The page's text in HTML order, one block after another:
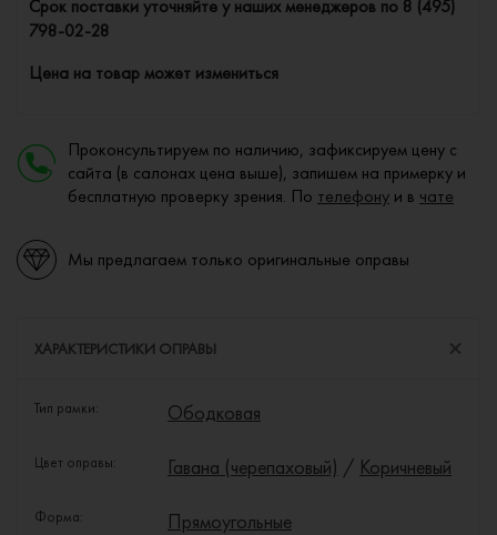
Cрок поставки уточняйте у наших менеджеров по 8 (495)
798-02-28
Цена на товар может измениться
Проконсультируем по наличию, зафиксируем цену с
сайта (в салонах цена выше), запишем на примерку и
бесплатную проверку зрения. По телефону и в чате
Мы предлагаем только оригинальные оправы
ХАРАКТЕРИСТИКИ ОПРАВЫ
Тип рамки: Ободковая
Цвет оправы: Гавана (черепаховый) / Коричневый
Форма: Прямоугольные